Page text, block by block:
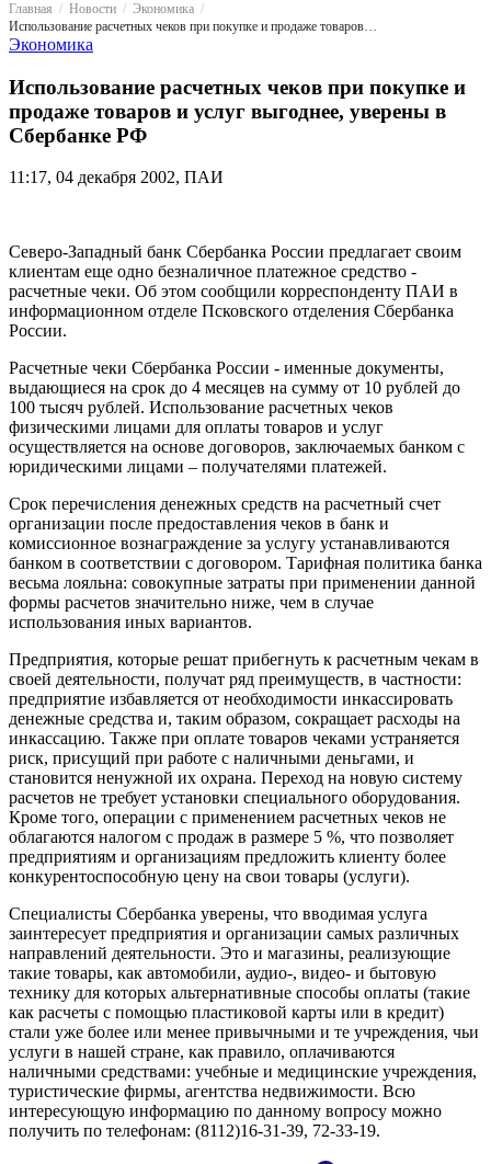
Главная Новости
Экономика
Использование расчетных чеков при покупке и продаже товаров и услуг выгоднее, уверены в Сбербанке РФ
Экономика
Использование расчетных чеков при покупке и
продаже товаров и услуг выгоднее, уверены в
Сбербанке РФ
11:17, 04 декабря 2002, ПАИ
Северо-Западный банк Сбербанка России предлагает своим
клиентам еще одно безналичное платежное средство -
расчетные чеки. Об этом сообщили корреспонденту ПАИ в
информационном отделе Псковского отделения Сбербанка
России.
Расчетные чеки Сбербанка России - именные документы,
выдающиеся на срок до 4 месяцев на сумму от 10 рублей до
100 тысяч рублей. Использование расчетных чеков
физическими лицами для оплаты товаров и услуг
осуществляется на основе договоров, заключаемых банком с
юридическими лицами – получателями платежей.
Срок перечисления денежных средств на расчетный счет
организации после предоставления чеков в банк и
комиссионное вознаграждение за услугу устанавливаются
банком в соответствии с договором. Тарифная политика банка
весьма лояльна: совокупные затраты при применении данной
формы расчетов значительно ниже, чем в случае
использования иных вариантов.
Предприятия, которые решат прибегнуть к расчетным чекам в
своей деятельности, получат ряд преимуществ, в частности:
предприятие избавляется от необходимости инкассировать
денежные средства и, таким образом, сокращает расходы на
инкассацию. Также при оплате товаров чеками устраняется
риск, присущий при работе с наличными деньгами, и
становится ненужной их охрана. Переход на новую систему
расчетов не требует установки специального оборудования.
Кроме того, операции с применением расчетных чеков не
облагаются налогом с продаж в размере 5 %, что позволяет
предприятиям и организациям предложить клиенту более
конкурентоспособную цену на свои товары (услуги).
Специалисты Сбербанка уверены, что вводимая услуга
заинтересует предприятия и организации самых различных
направлений деятельности. Это и магазины, реализующие
такие товары, как автомобили, аудио-, видео- и бытовую
технику для которых альтернативные способы оплаты (такие
как расчеты с помощью пластиковой карты или в кредит)
стали уже более или менее привычными и те учреждения, чьи
услуги в нашей стране, как правило, оплачиваются
наличными средствами: учебные и медицинские учреждения,
туристические фирмы, агентства недвижимости. Всю
интересующую информацию по данному вопросу можно
получить по телефонам: (8112)16-31-39, 72-33-19.